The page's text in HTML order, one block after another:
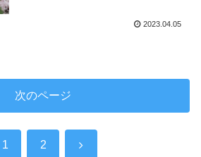
2023.04.05
次のページ
1 2 次